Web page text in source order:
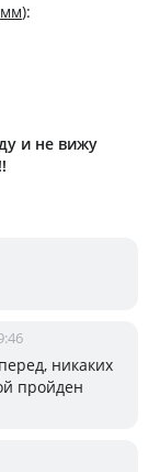
мм):
и не вижу
никаких
пройден